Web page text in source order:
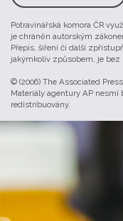
Potravinářská komora ČR
je chráněn autorským
Přepis, šíření či další
jakýmkoliv způsobem, je bez
© (2006) The Associated
Materiály agentury AP nesmí
redistribuovány.